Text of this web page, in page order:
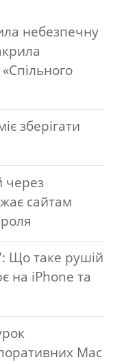
небезпечну
зберігати
через
сайтам
Що таке рушій
на iPhone та
Mac